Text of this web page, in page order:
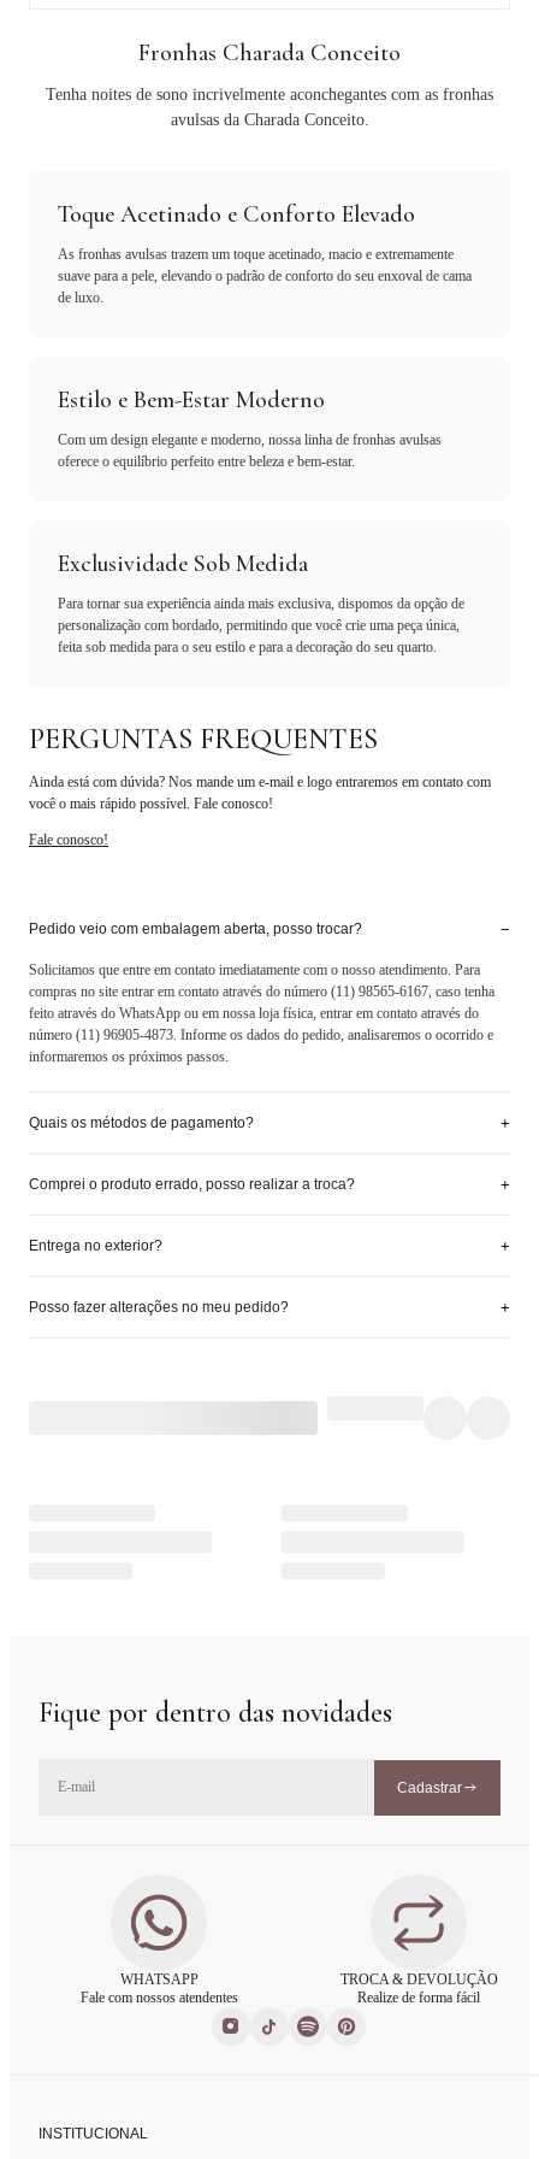
Fronhas Charada Conceito
Tenha noites de sono incrivelmente aconchegantes com as fronhas
avulsas da Charada Conceito.
Toque Acetinado e Conforto Elevado
As fronhas avulsas trazem um toque acetinado, macio e extremamente
suave para a pele, elevando o padrão de conforto do seu enxoval de cama
de luxo.
Estilo e Bem-Estar Moderno
Com um design elegante e moderno, nossa linha de fronhas avulsas
oferece o equilíbrio perfeito entre beleza e bem-estar.
Exclusividade Sob Medida
Para tornar sua experiência ainda mais exclusiva, dispomos da opção de
personalização com bordado, permitindo que você crie uma peça única,
feita sob medida para o seu estilo e para a decoração do seu quarto.
PERGUNTAS FREQUENTES
Ainda está com dúvida? Nos mande um e-mail e logo entraremos em contato com
você o mais rápido possível. Fale conosco!
Fale conosco!
Pedido veio com embalagem aberta, posso trocar? −
Solicitamos que entre em contato imediatamente com o nosso atendimento. Para
compras no site entrar em contato através do número (11) 98565-6167, caso tenha
feito através do WhatsApp ou em nossa loja física, entrar em contato através do
número (11) 96905-4873. Informe os dados do pedido, analisaremos o ocorrido e
informaremos os próximos passos.
Quais os métodos de pagamento? +
Comprei o produto errado, posso realizar a troca? +
Entrega no exterior? +
Posso fazer alterações no meu pedido? +
Fique por dentro das novidades
Cadastrar
WHATSAPP
Fale com nossos atendentes
TROCA & DEVOLUÇÃO
Realize de forma fácil
INSTITUCIONAL